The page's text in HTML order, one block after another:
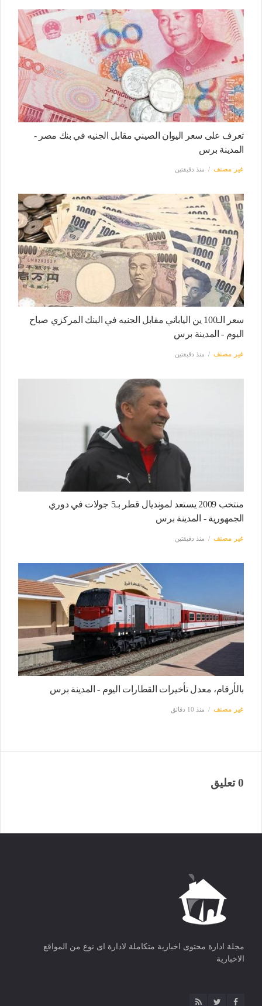
تعرف على سعر اليوان الصيني مقابل الجنيه في بنك مصر -
المدينة برس
غير مصنف منذ دقيقتين
سعر الـ100 ين الياباني مقابل الجنيه في البنك المركزي صباح
اليوم - المدينة برس
غير مصنف منذ دقيقتين
منتخب 2009 يستعد لمونديال قطر بـ5 جولات في دوري
الجمهورية - المدينة برس
غير مصنف منذ دقيقتين
بالأرقام، معدل تأخيرات القطارات اليوم - المدينة برس
غير مصنف منذ 10 دقائق
0 تعليق
مجلة ادارة محتوى اخبارية متكاملة لادارة اى نوع من المواقع
الاخبارية